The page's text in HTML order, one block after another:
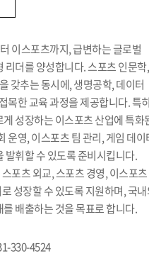
이스포츠까지, 급변하는 글로벌
리더를 양성합니다. 스포츠 인문학,
갖추는 동시에, 생명공학, 데이터
목한 교육 과정을 제공합니다. 특
성장하는 이스포츠 산업에 특화
운영, 이스포츠 팀 관리, 게임 데이
발휘할 수 있도록 준비시킵니다.
포츠 외교, 스포츠 경영, 이스포츠
성장할 수 있도록 지원하며, 국
배출하는 것을 목표로 합니다.
330-4524